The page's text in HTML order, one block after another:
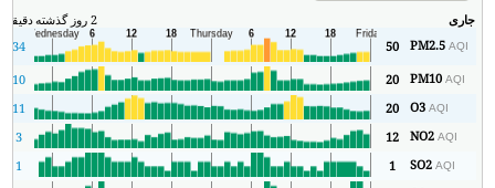
جاری 2 روز گذشته دقیقه
PM2.5AQI
50
34
PM10AQI
20
10
O3AQI
20
11
NO2AQI
12
3
SO2AQI
1
1